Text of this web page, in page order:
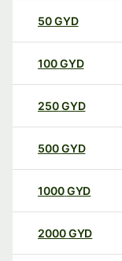
50GYD
100GYD
250GYD
500GYD
1000GYD
2000GYD